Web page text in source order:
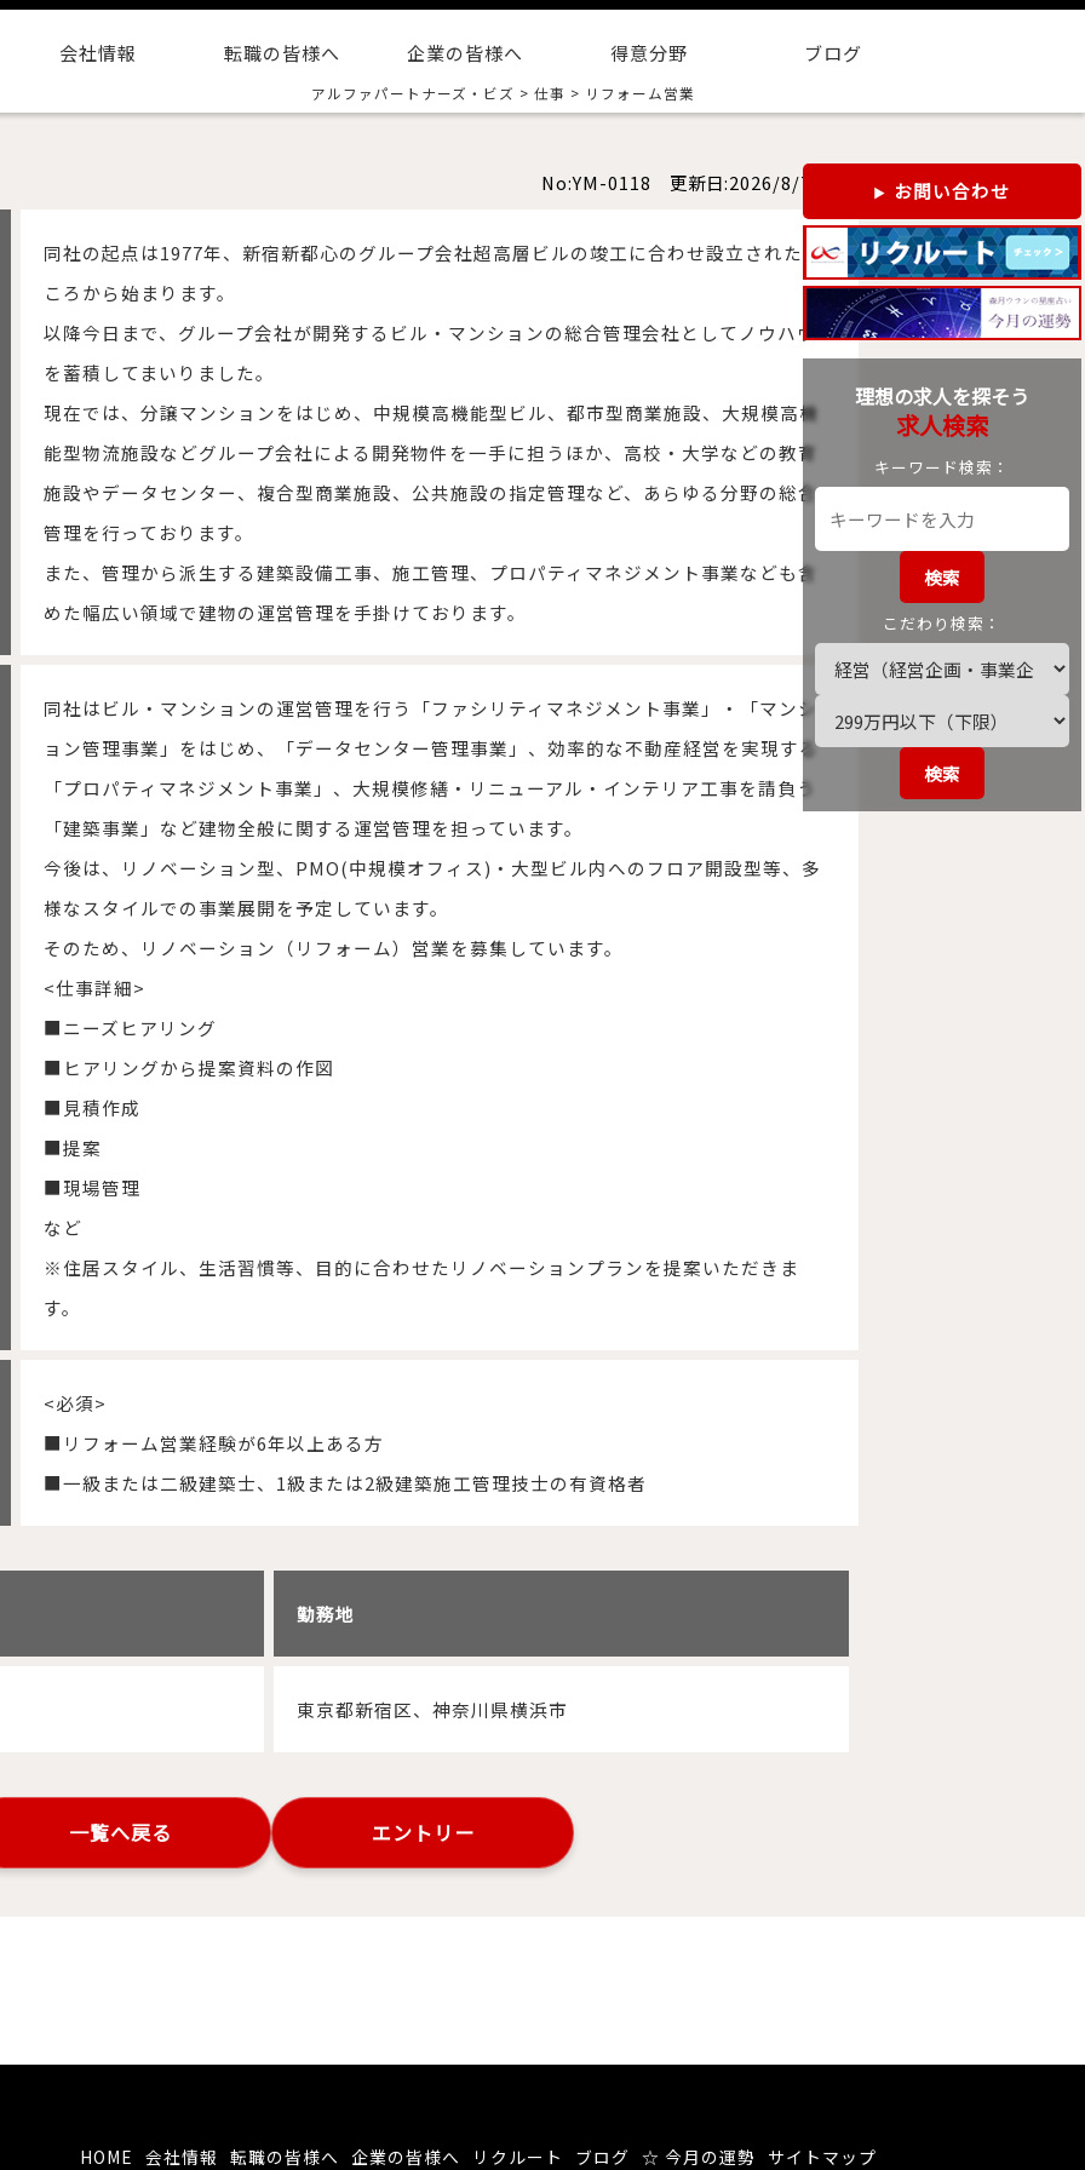
会社情報 転職の皆様へ 企業の皆様へ 得意分野 ブログ
アルファパートナーズ・ビズ > 仕事 > リフォーム営業
No:YM-0118 更新日:2026/8/7
同社の起点は1977年、新宿新都心のグループ会社超高層ビルの竣工に合わせ設立されたと
ころから始まります。
以降今日まで、グループ会社が開発するビル・マンションの総合管理会社としてノウハウ
を蓄積してまいりました。
現在では、分譲マンションをはじめ、中規模高機能型ビル、都市型商業施設、大規模高機
能型物流施設などグループ会社による開発物件を一手に担うほか、高校・大学などの教育
施設やデータセンター、複合型商業施設、公共施設の指定管理など、あらゆる分野の総合
管理を行っております。
また、管理から派生する建築設備工事、施工管理、プロパティマネジメント事業なども含
めた幅広い領域で建物の運営管理を手掛けております。
同社はビル・マンションの運営管理を行う「ファシリティマネジメント事業」・「マンシ
ョン管理事業」をはじめ、「データセンター管理事業」、効率的な不動産経営を実現する
「プロパティマネジメント事業」、大規模修繕・リニューアル・インテリア工事を請負う
「建築事業」など建物全般に関する運営管理を担っています。
今後は、リノベーション型、PMO(中規模オフィス)・大型ビル内へのフロア開設型等、多
様なスタイルでの事業展開を予定しています。
そのため、リノベーション（リフォーム）営業を募集しています。
<仕事詳細>
■ニーズヒアリング
■ヒアリングから提案資料の作図
■見積作成
■提案
■現場管理
など
※住居スタイル、生活習慣等、目的に合わせたリノベーションプランを提案いただきま
す。
<必須>
■リフォーム営業経験が6年以上ある方
■一級または二級建築士、1級または2級建築施工管理技士の有資格者
勤務地
東京都新宿区、神奈川県横浜市
一覧へ戻る エントリー
お問い合わせ
理想の求人を探そう
求人検索
キーワード検索：
検索
こだわり検索：
検索
HOME 会社情報 転職の皆様へ 企業の皆様へ リクルート ブログ ☆ 今月の運勢 サイトマップ